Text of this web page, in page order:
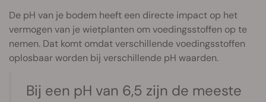
De pH van je bodem heeft een directe impact op het
vermogen van je wietplanten om voedingsstoffen op te
nemen. Dat komt omdat verschillende voedingsstoffen
oplosbaar worden bij verschillende pH waarden.
Bij een pH van 6,5 zijn de meeste